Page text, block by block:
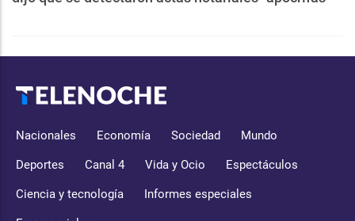
Nacionales Economía Sociedad Mundo
Deportes Canal 4 Vida y Ocio Espectáculos
Ciencia y tecnología Informes especiales